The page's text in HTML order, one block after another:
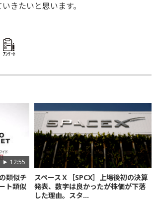
きたいと思います。
ｱﾝｹｰﾄ
12:55
類似チ
ト類似
スペースＸ［SPCX］上場後初の決算
発表、数字は良かったが株価が下落
した理由。スタ...